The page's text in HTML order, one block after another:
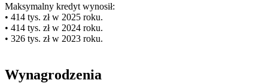
Maksymalny kredyt wynosił:
• 414 tys. zł w 2025 roku.
• 414 tys. zł w 2024 roku.
• 326 tys. zł w 2023 roku.
Wynagrodzenia